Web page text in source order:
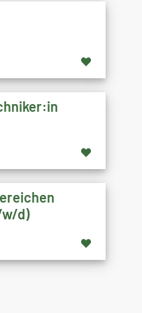
d)